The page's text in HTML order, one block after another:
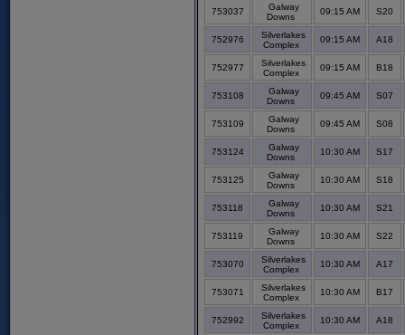
753037
Galway
Downs
09:15 AM S20
752976
Silverlakes
Complex
09:15 AM A18
752977
Silverlakes
Complex
09:15 AM B18
753108
Galway
Downs
09:45 AM S07
753109
Galway
Downs
09:45 AM S08
753124
Galway
Downs
10:30 AM S17
753125
Galway
Downs
10:30 AM S18
753118
Galway
Downs
10:30 AM S21
753119
Galway
Downs
10:30 AM S22
753070
Silverlakes
Complex
10:30 AM A17
753071
Silverlakes
Complex
10:30 AM B17
752992
Silverlakes
Complex
10:30 AM A18